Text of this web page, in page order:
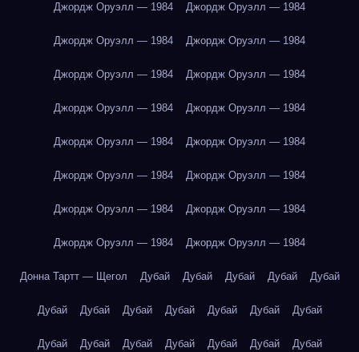
Джордж Оруэлл — 1984 Джордж Оруэлл — 1984
Джордж Оруэлл — 1984 Джордж Оруэлл — 1984
Джордж Оруэлл — 1984 Джордж Оруэлл — 1984
Джордж Оруэлл — 1984 Джордж Оруэлл — 1984
Джордж Оруэлл — 1984 Джордж Оруэлл — 1984
Джордж Оруэлл — 1984 Джордж Оруэлл — 1984
Джордж Оруэлл — 1984 Джордж Оруэлл — 1984
Джордж Оруэлл — 1984 Джордж Оруэлл — 1984
Донна Тартт — Щегол Дубай Дубай Дубай Дубай Дубай
Дубай Дубай Дубай Дубай Дубай Дубай Дубай
Дубай Дубай Дубай Дубай Дубай Дубай Дубай